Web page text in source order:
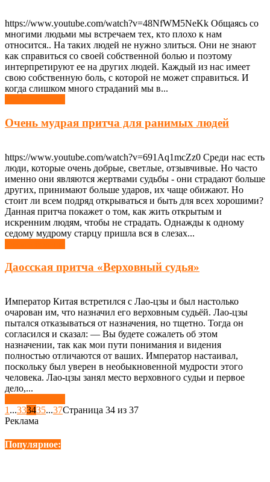
https://www.youtube.com/watch?v=48NfWM5NeKk Общаясь со
многими людьми мы встречаем тех, кто плохо к нам
относится.. На таких людей не нужно злиться. Они не знают
как справиться со своей собственной болью и поэтому
интерпретируют ее на других людей. Каждый из нас имеет
свою собственную боль, с которой не может справиться. И
когда слишком много страданий мы в...
Очень мудрая притча для ранимых людей
https://www.youtube.com/watch?v=691Aq1mcZz0 Среди нас есть
люди, которые очень добрые, светлые, отзывчивые. Но часто
именно они являются жертвами судьбы - они страдают больше
других, принимают больше ударов, их чаще обижают. Но
стоит ли всем подряд открываться и быть для всех хорошими?
Данная притча покажет о том, как жить открытым и
искренним людям, чтобы не страдать. Однажды к одному
седому мудрому старцу пришла вся в слезах...
Даосская притча «Верховный судья»
Император Китая встретился с Лао-цзы и был настолько
очарован им, что назначил его верховным судьёй. Лао-цзы
пытался отказываться от назначения, но тщетно. Тогда он
согласился и сказал: — Вы будете сожалеть об этом
назначении, так как мои пути понимания и видения
полностью отличаются от ваших. Император настаивал,
поскольку был уверен в необыкновенной мудрости этого
человека. Лао-цзы занял место верховного судьи и первое
дело,...
1 ...333435...37Страница 34 из 37
Реклама
Популярное: